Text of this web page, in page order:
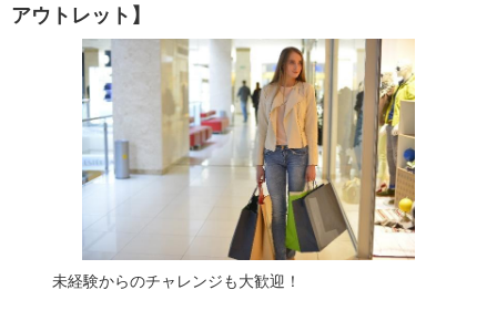
アウトレット】
未経験からのチャレンジも大歓迎！